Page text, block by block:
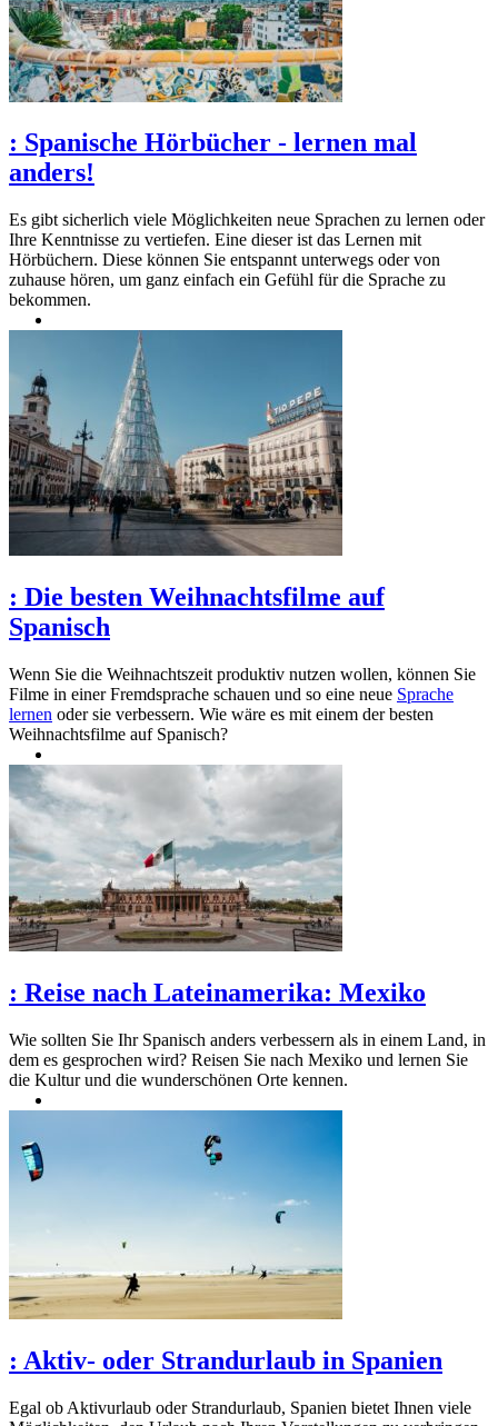
: Spanische Hörbücher - lernen mal
anders!
Es gibt sicherlich viele Möglichkeiten neue Sprachen zu lernen oder
Ihre Kenntnisse zu vertiefen. Eine dieser ist das Lernen mit
Hörbüchern. Diese können Sie entspannt unterwegs oder von
zuhause hören, um ganz einfach ein Gefühl für die Sprache zu
bekommen.
: Die besten Weihnachtsfilme auf
Spanisch
Wenn Sie die Weihnachtszeit produktiv nutzen wollen, können Sie
Filme in einer Fremdsprache schauen und so eine neue Sprache
lernen oder sie verbessern. Wie wäre es mit einem der besten
Weihnachtsfilme auf Spanisch?
: Reise nach Lateinamerika: Mexiko
Wie sollten Sie Ihr Spanisch anders verbessern als in einem Land, in
dem es gesprochen wird? Reisen Sie nach Mexiko und lernen Sie
die Kultur und die wunderschönen Orte kennen.
: Aktiv- oder Strandurlaub in Spanien
Egal ob Aktivurlaub oder Strandurlaub, Spanien bietet Ihnen viele